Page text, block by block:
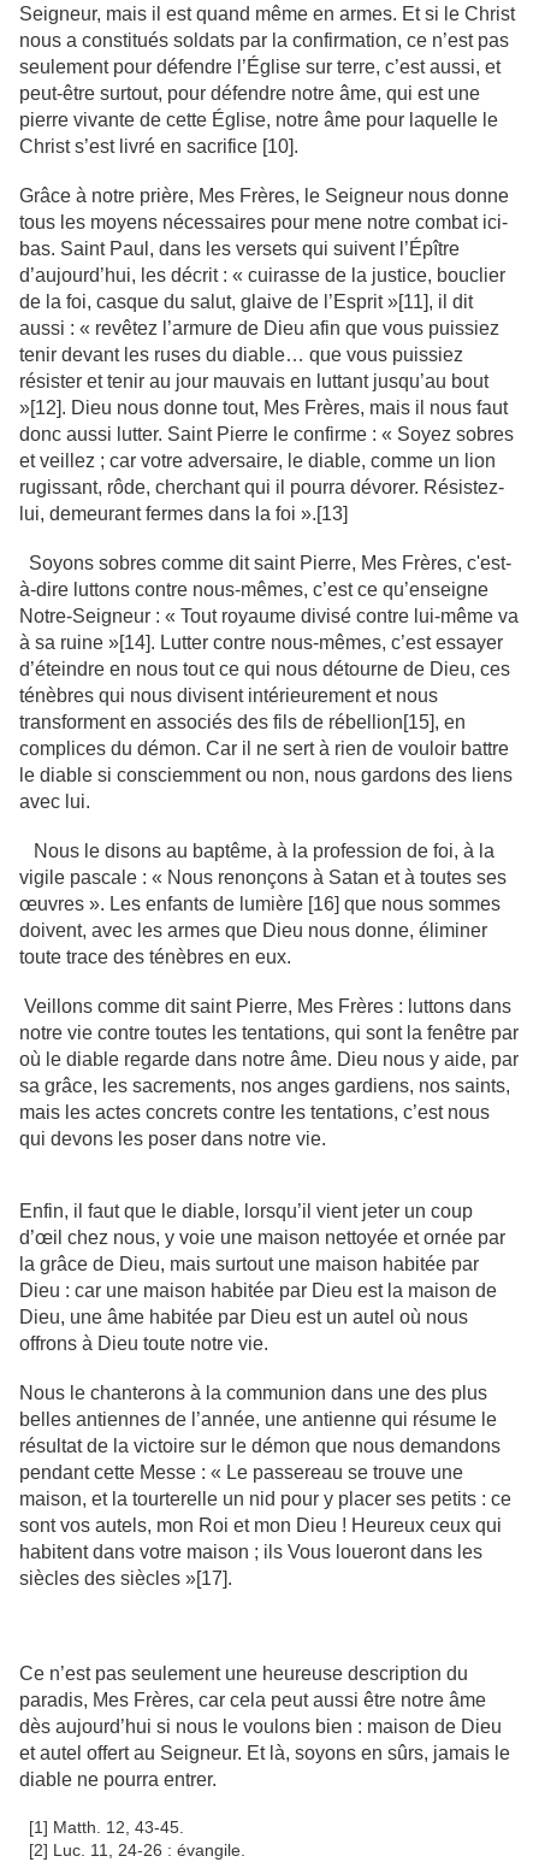
Seigneur, mais il est quand même en armes. Et si le Christ
nous a constitués soldats par la confirmation, ce n’est pas
seulement pour défendre l’Église sur terre, c’est aussi, et
peut-être surtout, pour défendre notre âme, qui est une
pierre vivante de cette Église, notre âme pour laquelle le
Christ s’est livré en sacrifice [10].
Grâce à notre prière, Mes Frères, le Seigneur nous donne
tous les moyens nécessaires pour mene notre combat ici-
bas. Saint Paul, dans les versets qui suivent l’Épître
d’aujourd’hui, les décrit : « cuirasse de la justice, bouclier
de la foi, casque du salut, glaive de l’Esprit »[11], il dit
aussi : « revêtez l’armure de Dieu afin que vous puissiez
tenir devant les ruses du diable… que vous puissiez
résister et tenir au jour mauvais en luttant jusqu’au bout
»[12]. Dieu nous donne tout, Mes Frères, mais il nous faut
donc aussi lutter. Saint Pierre le confirme : « Soyez sobres
et veillez ; car votre adversaire, le diable, comme un lion
rugissant, rôde, cherchant qui il pourra dévorer. Résistez-
lui, demeurant fermes dans la foi ».[13]
Soyons sobres comme dit saint Pierre, Mes Frères, c'est-
à-dire luttons contre nous-mêmes, c’est ce qu’enseigne
Notre-Seigneur : « Tout royaume divisé contre lui-même va
à sa ruine »[14]. Lutter contre nous-mêmes, c’est essayer
d’éteindre en nous tout ce qui nous détourne de Dieu, ces
ténèbres qui nous divisent intérieurement et nous
transforment en associés des fils de rébellion[15], en
complices du démon. Car il ne sert à rien de vouloir battre
le diable si consciemment ou non, nous gardons des liens
avec lui.
Nous le disons au baptême, à la profession de foi, à la
vigile pascale : « Nous renonçons à Satan et à toutes ses
œuvres ». Les enfants de lumière [16] que nous sommes
doivent, avec les armes que Dieu nous donne, éliminer
toute trace des ténèbres en eux.
Veillons comme dit saint Pierre, Mes Frères : luttons dans
notre vie contre toutes les tentations, qui sont la fenêtre par
où le diable regarde dans notre âme. Dieu nous y aide, par
sa grâce, les sacrements, nos anges gardiens, nos saints,
mais les actes concrets contre les tentations, c’est nous
qui devons les poser dans notre vie.
Enfin, il faut que le diable, lorsqu’il vient jeter un coup
d’œil chez nous, y voie une maison nettoyée et ornée par
la grâce de Dieu, mais surtout une maison habitée par
Dieu : car une maison habitée par Dieu est la maison de
Dieu, une âme habitée par Dieu est un autel où nous
offrons à Dieu toute notre vie.
Nous le chanterons à la communion dans une des plus
belles antiennes de l’année, une antienne qui résume le
résultat de la victoire sur le démon que nous demandons
pendant cette Messe : « Le passereau se trouve une
maison, et la tourterelle un nid pour y placer ses petits : ce
sont vos autels, mon Roi et mon Dieu ! Heureux ceux qui
habitent dans votre maison ; ils Vous loueront dans les
siècles des siècles »[17].
Ce n’est pas seulement une heureuse description du
paradis, Mes Frères, car cela peut aussi être notre âme
dès aujourd’hui si nous le voulons bien : maison de Dieu
et autel offert au Seigneur. Et là, soyons en sûrs, jamais le
diable ne pourra entrer.
[1] Matth. 12, 43-45.
[2] Luc. 11, 24-26 : évangile.